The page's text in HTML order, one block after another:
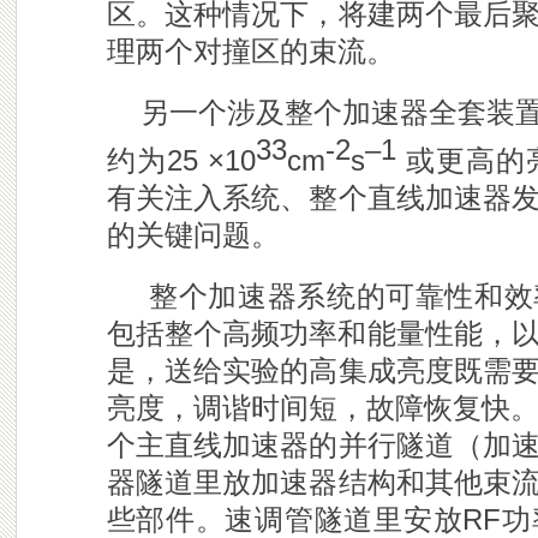
区。这种情况下，将建两个最后
理两个对撞区的束流。
另一个涉及整个加速器全套装
约为25 ×1033cm-2s–1或更高的
有关注入系统、整个直线加速器
的关键问题。
整个加速器系统的可靠性和
包括整个高频功率和能量性能，
是，送给实验的高集成亮度既需
亮度，调谐时间短，故障恢复快
个主直线加速器的并行隧道（加
器隧道里放加速器结构和其他束
些部件。速调管隧道里安放RF